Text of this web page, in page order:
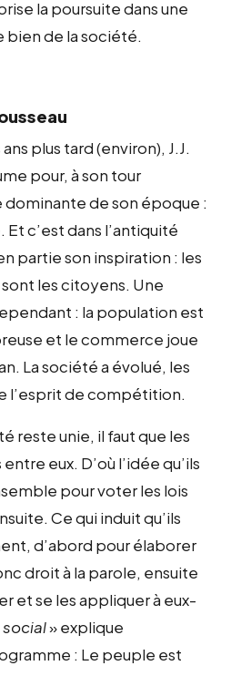
la poursuite dans une
bien de la société.
plus tard (environ), J.J.
pour, à son tour
de son époque :
c’est dans l’antiquité
partie son inspiration : les
les citoyens. Une
: la population est
et le commerce joue
La société a évolué, les
l’esprit de compétition.
reste unie, il faut que les
eux. D’où l’idée qu’ils
pour voter les lois
Ce qui induit qu’ils
d’abord pour élaborer
droit à la parole, ensuite
et se les appliquer à eux-
» explique
: Le peuple est